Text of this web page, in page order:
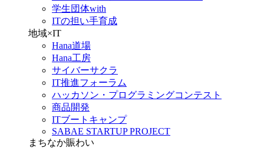
学生団体with
ITの担い手育成
地域×IT
Hana道場
Hana工房
サイバーサクラ
IT推進フォーラム
ハッカソン・プログラミングコンテスト
商品開発
ITブートキャンプ
SABAE STARTUP PROJECT
まちなか賑わい